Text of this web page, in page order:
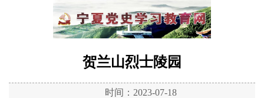
贺兰山烈士陵园
时间：2023-07-18